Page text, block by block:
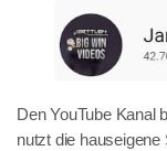
Den YouTube Kanal
nutzt die